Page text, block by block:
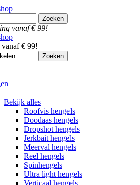
vanaf € 99!
€ 99!
Bekijk alles
Roofvis hengels
Doodaas hengels
Dropshot hengels
Jerkbait hengels
Meerval hengels
Reel hengels
Spinhengels
Ultra light hengels
Verticaal hengels